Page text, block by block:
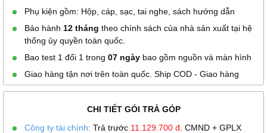
Phụ kiện gồm: Hộp, cáp, sạc, tai nghe, sách hướng dẫn
Bảo hành 12 tháng theo chính sách của nhà sản xuất tại hệ
thống ủy quyền toàn quốc.
Bao test 1 đổi 1 trong 07 ngày bao gồm nguồn và màn hình
Giao hàng tận nơi trên toàn quốc. Ship COD - Giao hàng
CHI TIẾT GÓI TRẢ GÓP
Công ty tài chính: Trả trước 11.129.700 đ . CMND + GPLX